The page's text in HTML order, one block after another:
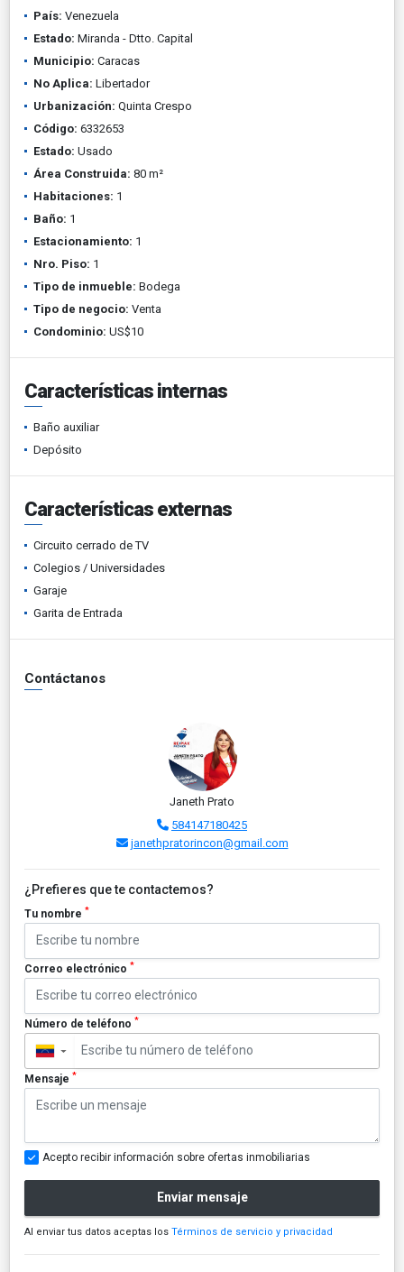
País: Venezuela
Estado: Miranda - Dtto. Capital
Municipio: Caracas
No Aplica: Libertador
Urbanización: Quinta Crespo
Código: 6332653
Estado: Usado
Área Construida: 80 m²
Habitaciones: 1
Baño: 1
Estacionamiento: 1
Nro. Piso: 1
Tipo de inmueble: Bodega
Tipo de negocio: Venta
Condominio: US$10
Características internas
Baño auxiliar
Depósito
Características externas
Circuito cerrado de TV
Colegios / Universidades
Garaje
Garita de Entrada
Contáctanos
Janeth Prato
584147180425
janethpratorincon@gmail.com
¿Prefieres que te contactemos?
Tu nombre *
Correo electrónico *
Número de teléfono *
▼
Mensaje *
Acepto recibir información sobre ofertas inmobiliarias
Enviar mensaje
Al enviar tus datos aceptas los Términos de servicio y privacidad